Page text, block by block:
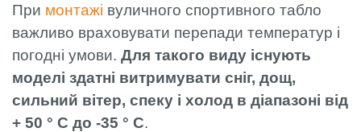
При монтажі вуличного спортивного табло
важливо враховувати перепади температур і
погодні умови. Для такого виду існують
моделі здатні витримувати сніг, дощ,
сильний вітер, спеку і холод в діапазоні від
+ 50 ° С до -35 ° С.